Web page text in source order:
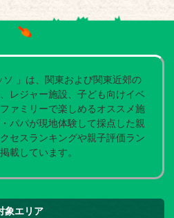
」は、関東および関東近郊の
レジャー施設、子ども向けイベ
ァミリーで楽しめるオススメ施
パパが現地体験して採点した親
セスランキングや親子評価ラン
載しています。
象エリア